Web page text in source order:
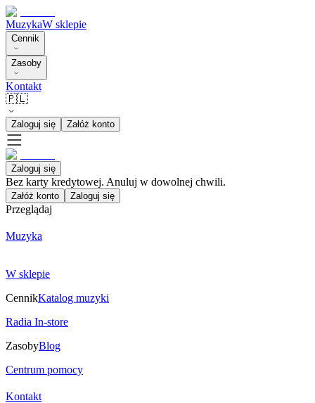
MuzykaW sklepie
Cennik
Zasoby
Kontakt
🇵🇱
Zaloguj się Załóż konto
Zaloguj się
Bez karty kredytowej. Anuluj w dowolnej chwili.
Załóż konto Zaloguj się
Przeglądaj
Muzyka
W sklepie
CennikKatalog muzyki
Radia In-store
ZasobyBlog
Centrum pomocy
Kontakt